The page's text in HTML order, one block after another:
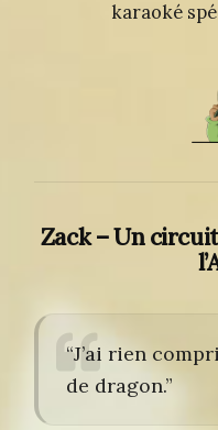
karaoké
Zack – Un
“J’ai rien
de dragon.”